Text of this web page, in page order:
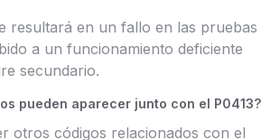
resultará en un fallo en las pruebas
a un funcionamiento deficiente
secundario.
pueden aparecer junto con el P0413?
otros códigos relacionados con el